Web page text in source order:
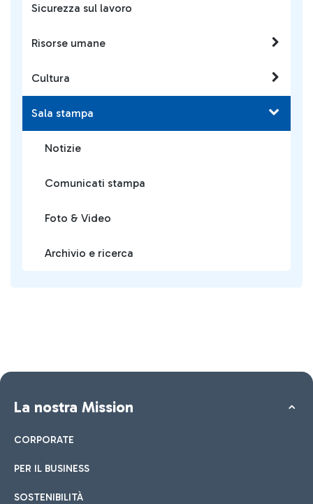
Sicurezza sul lavoro
Risorse umane
Cultura
Sala stampa
Notizie
Comunicati stampa
Foto & Video
Archivio e ricerca
La nostra Mission
CORPORATE
PER IL BUSINESS
SOSTENIBILITÀ